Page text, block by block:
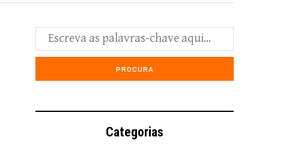
Categorias